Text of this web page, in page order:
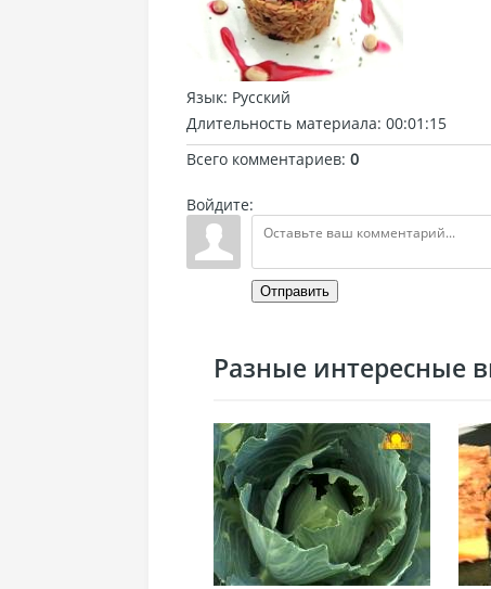
Язык: Русский
Длительность материала: 00:01:15
Всего комментариев: 0
Войдите:
Отправить
Разные интересные